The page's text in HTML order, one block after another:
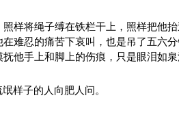
样将绳子缚在铁栏干上，照样把他
难忍的痛苦下哀叫，也是吊了五六
他手上和脚上的伤痕，只是眼泪如泉
样子的人向肥人问。